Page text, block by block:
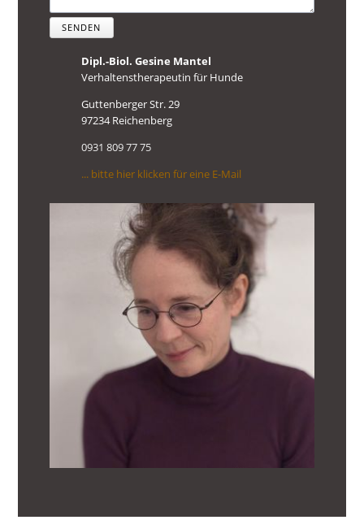
SENDEN
Dipl.-Biol. Gesine Mantel
Verhaltenstherapeutin für Hunde
Guttenberger Str. 29
97234 Reichenberg
0931 809 77 75
... bitte hier klicken für eine E-Mail